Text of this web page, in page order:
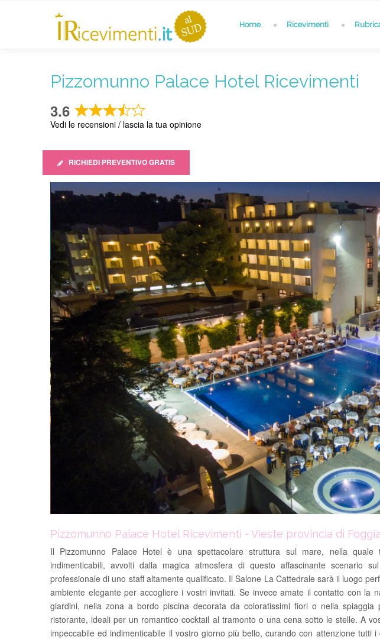
Home Ricevimenti
Pizzomunno Palace Hotel Ricevimenti
3.6 Rated
3.6
of
Vedi le recensioni / lascia la tua opinione
RICHIEDI PREVENTIVO GRATIS
Pizzomunno Palace Hotel Ricevimenti - Vieste provincia di Foggia
Il Pizzomunno Palace Hotel è una spettacolare struttura sul mare, nella quale
indimenticabili, avvolti dalla magica atmosfera di questo affascinante scenario
professionale di uno staff altamente qualificato. Il Salone La Cattedrale sarà il luogo
ambiente elegante per accogliere i vostri invitati. Se invece amate il contatto con la
giardini, nella zona a bordo piscina decorata da coloratissimi fiori o nella
ristorante, ideali per un romantico cocktail al tramonto o una cena sotto le stelle. A
impeccabile ed indimenticabile il vostro giorno più bello, curando con attenzione tutti